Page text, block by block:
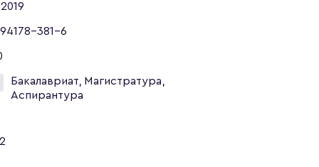
2019
381-6
Бакалавриат, Магистратура,
Аспирантура